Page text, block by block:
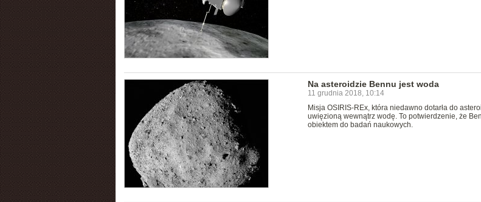
Na asteroidzie Bennu jest woda
11 grudnia 2018, 10:14
Misja OSIRIS-REx, która niedawno dotarła do
uwięzioną wewnątrz wodę. To potwierdzenie, że
obiektem do badań naukowych.